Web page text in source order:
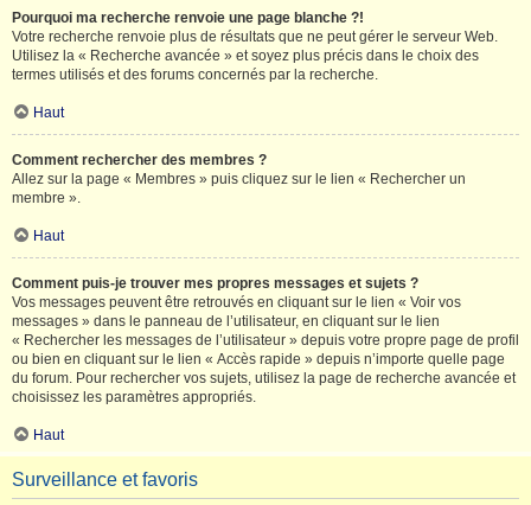
Pourquoi ma recherche renvoie une page blanche ?!
Votre recherche renvoie plus de résultats que ne peut gérer le serveur Web.
Utilisez la « Recherche avancée » et soyez plus précis dans le choix des
termes utilisés et des forums concernés par la recherche.
Haut
Comment rechercher des membres ?
Allez sur la page « Membres » puis cliquez sur le lien « Rechercher un
membre ».
Haut
Comment puis-je trouver mes propres messages et sujets ?
Vos messages peuvent être retrouvés en cliquant sur le lien « Voir vos
messages » dans le panneau de l’utilisateur, en cliquant sur le lien
« Rechercher les messages de l’utilisateur » depuis votre propre page de profil
ou bien en cliquant sur le lien « Accès rapide » depuis n’importe quelle page
du forum. Pour rechercher vos sujets, utilisez la page de recherche avancée et
choisissez les paramètres appropriés.
Haut
Surveillance et favoris